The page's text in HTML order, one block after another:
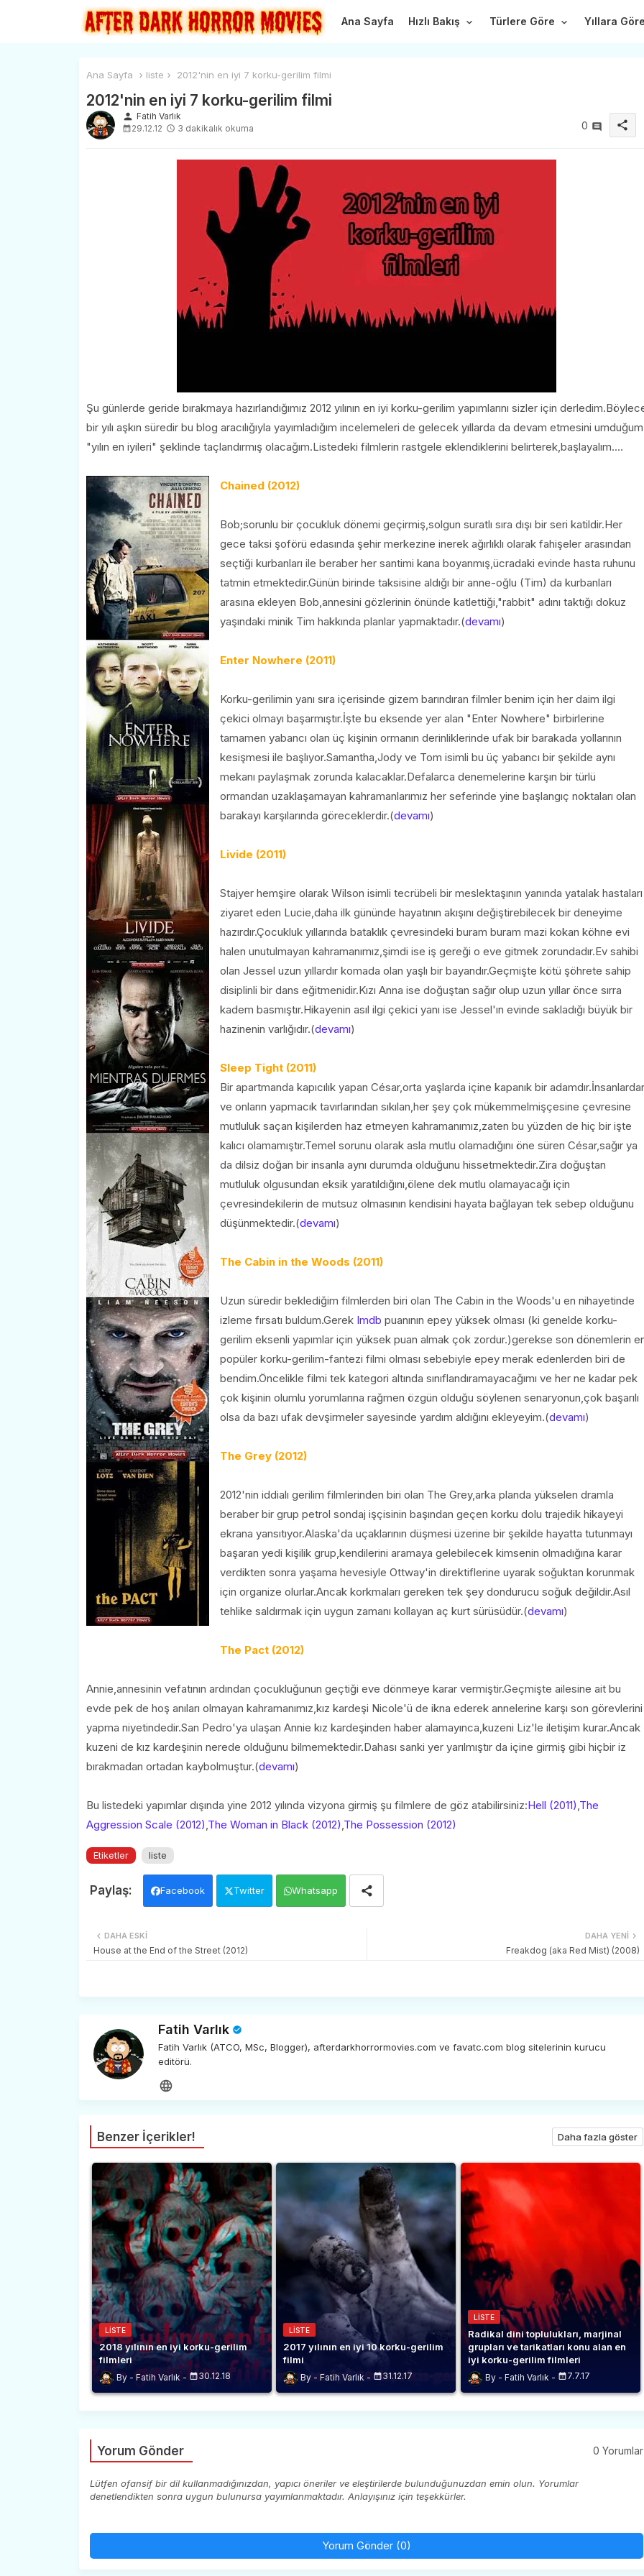
Ana Sayfa Hızlı Bakış Türlere Göre Yıllara
Ana Sayfa liste 2012'nin en iyi 7 korku-gerilim filmi
2012'nin en iyi 7 korku-gerilim filmi
person Fatih Varlık
29.12.12
3 dakikalık okuma 0 share
Şu günlerde geride bırakmaya hazırlandığımız 2012 yılının en iyi korku-gerilim yapımlarını sizler için
bir yılı aşkın süredir bu blog aracılığıyla yayımladığım incelemeleri de gelecek yıllarda da devam etmesini umduğum
"yılın en iyileri" şeklinde taçlandırmış olacağım.Listedeki filmlerin rastgele eklendiklerini belirterek,başlayalım....
Chained (2012)
Bob;sorunlu bir çocukluk dönemi geçirmiş,solgun suratlı sıra dışı bir seri katildir.Her
gece taksi şoförü edasında şehir merkezine inerek ağırlıklı olarak fahişeler arasından
seçtiği kurbanları ile beraber her santimi kana boyanmış,ücradaki evinde hasta ruhunu
tatmin etmektedir.Günün birinde taksisine aldığı bir anne-oğlu (Tim) da kurbanları
arasına ekleyen Bob,annesini gözlerinin önünde katlettiği,"rabbit" adını taktığı dokuz
yaşındaki minik Tim hakkında planlar yapmaktadır.(devamı)
Enter Nowhere (2011)
Korku-gerilimin yanı sıra içerisinde gizem barındıran filmler benim için her daim ilgi
çekici olmayı başarmıştır.İşte bu eksende yer alan "Enter Nowhere" birbirlerine
tamamen yabancı olan üç kişinin ormanın derinliklerinde ufak bir barakada yollarının
kesişmesi ile başlıyor.Samantha,Jody ve Tom isimli bu üç yabancı bir şekilde aynı
mekanı paylaşmak zorunda kalacaklar.Defalarca denemelerine karşın bir türlü
ormandan uzaklaşamayan kahramanlarımız her seferinde yine başlangıç noktaları olan
barakayı karşılarında göreceklerdir.(devamı)
Livide (2011)
Stajyer hemşire olarak Wilson isimli tecrübeli bir meslektaşının yanında yatalak hastaları
ziyaret eden Lucie,daha ilk gününde hayatının akışını değiştirebilecek bir deneyime
hazırdır.Çocukluk yıllarında bataklık çevresindeki buram buram mazi kokan köhne evi
halen unutulmayan kahramanımız,şimdi ise iş gereği o eve gitmek zorundadır.Ev sahibi
olan Jessel uzun yıllardır komada olan yaşlı bir bayandır.Geçmişte kötü şöhrete sahip
disiplinli bir dans eğitmenidir.Kızı Anna ise doğuştan sağır olup uzun yıllar önce sırra
kadem basmıştır.Hikayenin asıl ilgi çekici yanı ise Jessel'ın evinde sakladığı büyük bir
hazinenin varlığıdır.(devamı)
Sleep Tight (2011)
Bir apartmanda kapıcılık yapan César,orta yaşlarda içine kapanık bir
ve onların yapmacık tavırlarından sıkılan,her şey çok mükemmelmişçesine çevresine
mutluluk saçan kişilerden haz etmeyen kahramanımız,zaten bu yüzden de hiç bir işte
kalıcı olamamıştır.Temel sorunu olarak asla mutlu olamadığını öne süren César,sağır ya
da dilsiz doğan bir insanla aynı durumda olduğunu hissetmektedir.Zira doğuştan
mutluluk olgusundan eksik yaratıldığını,ölene dek mutlu olamayacağı için
çevresindekilerin de mutsuz olmasının kendisini hayata bağlayan tek sebep olduğunu
düşünmektedir.(devamı)
The Cabin in the Woods (2011)
Uzun süredir beklediğim filmlerden biri olan The Cabin in the Woods'u en nihayetinde
izleme fırsatı buldum.Gerek Imdb puanının epey yüksek olması (ki genelde korku-
gerilim eksenli yapımlar için yüksek puan almak çok zordur.)gerekse son dönemlerin
popüler korku-gerilim-fantezi filmi olması sebebiyle epey merak edenlerden biri de
bendim.Öncelikle filmi tek kategori altında sınıflandıramayacağımı ve her ne kadar pek
çok kişinin olumlu yorumlarına rağmen özgün olduğu söylenen senaryonun,çok başarılı
olsa da bazı ufak devşirmeler sayesinde yardım aldığını ekleyeyim.(devamı)
The Grey (2012)
2012'nin iddialı gerilim filmlerinden biri olan The Grey,arka planda yükselen dramla
beraber bir grup petrol sondaj işçisinin başından geçen korku dolu trajedik hikayeyi
ekrana yansıtıyor.Alaska'da uçaklarının düşmesi üzerine bir şekilde hayatta tutunmayı
başaran yedi kişilik grup,kendilerini aramaya gelebilecek kimsenin olmadığına karar
verdikten sonra yaşama hevesiyle Ottway'in direktiflerine uyarak soğuktan korunmak
için organize olurlar.Ancak korkmaları gereken tek şey dondurucu soğuk değildir.Asıl
tehlike saldırmak için uygun zamanı kollayan aç kurt sürüsüdür.(devamı)
The Pact (2012)
Annie,annesinin vefatının ardından çocukluğunun geçtiği eve dönmeye karar vermiştir.Geçmişte ailesine ait bu
evde pek de hoş anıları olmayan kahramanımız,kız kardeşi Nicole'ü de ikna ederek annelerine karşı son görevlerini
yapma niyetindedir.San Pedro'ya ulaşan Annie kız kardeşinden haber alamayınca,kuzeni Liz'le iletişim kurar.Ancak
kuzeni de kız kardeşinin nerede olduğunu bilmemektedir.Dahası sanki yer yarılmıştır da içine girmiş gibi hiçbir iz
bırakmadan ortadan kaybolmuştur.(devamı)
Bu listedeki yapımlar dışında yine 2012 yılında vizyona girmiş şu filmlere de göz atabilirsiniz:Hell (2011),The
Aggression Scale (2012),The Woman in Black (2012),The Possession (2012)
Etiketler liste
Facebook Twitter Whatsapp
DAHA YENI
Freakdog (aka Red Mist) (2008)
DAHA ESKI
House at the End of the Street (2012)
Fatih Varlık
Fatih Varlık (ATCO, MSc, Blogger), afterdarkhorrormovies.com ve favatc.com blog sitelerinin kurucu
editörü.
Benzer İçerikler! Daha fazla göster
LISTE
2018 yılının en iyi korku-gerilim
filmleri
Fatih Varlık 30.12.18
LISTE
2017 yılının en iyi 10 korku-gerilim
filmi
Fatih Varlık 31.12.17
LISTE
Radikal dini toplulukları, marjinal
grupları ve tarikatları konu alan en
iyi korku-gerilim filmleri
Fatih Varlık 7.7.17
Yorum Gönder 0 Yorumlar
Lütfen ofansif bir dil kullanmadığınızdan, yapıcı öneriler ve eleştirilerde bulunduğunuzdan emin olun. Yorumlar
denetlendikten sonra uygun bulunursa yayımlanmaktadır. Anlayışınız için teşekkürler.
Yorum Gönder (0)